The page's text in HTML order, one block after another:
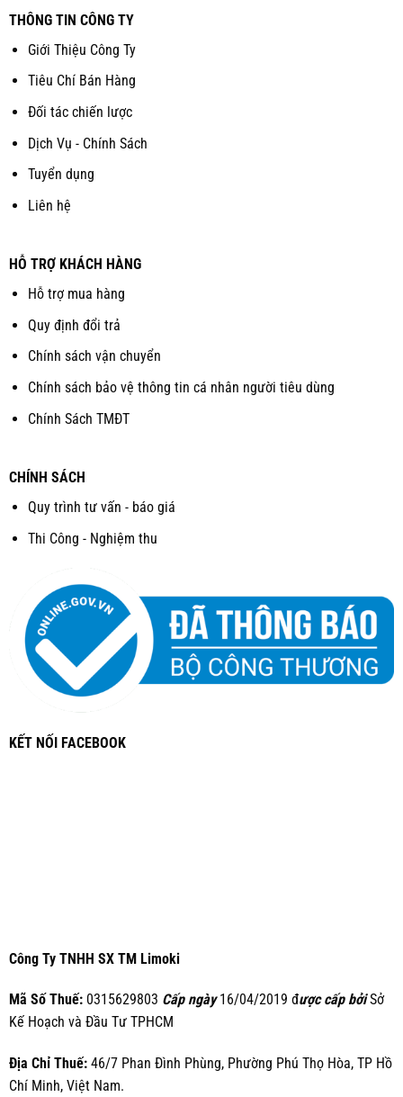
THÔNG TIN CÔNG TY
Giới Thiệu Công Ty
Tiêu Chí Bán Hàng
Đối tác chiến lược
Dịch Vụ - Chính Sách
Tuyển dụng
Liên hệ
HỖ TRỢ KHÁCH HÀNG
Hỗ trợ mua hàng
Quy định đổi trả
Chính sách vận chuyển
Chính sách bảo vệ thông tin cá nhân người tiêu dùng
Chính Sách TMĐT
CHÍNH SÁCH
Quy trình tư vấn - báo giá
Thi Công - Nghiệm thu
KẾT NỐI FACEBOOK
Công Ty TNHH SX TM Limoki
Mã Số Thuế:0315629803 Cấp ngày16/04/2019 được cấp bởiSở
Kế Hoạch và Đầu Tư TPHCM
Địa Chỉ Thuế:46/7 Phan Đình Phùng, Phường Phú Thọ Hòa, TP Hồ
Chí Minh, Việt Nam.